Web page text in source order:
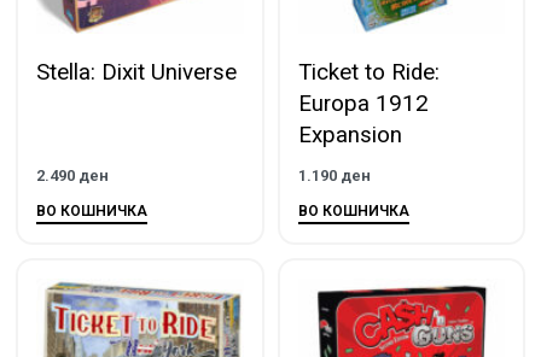
Stella: Dixit Universe
2.490 ден
ВО КОШНИЧКА
Ticket to Ride:
Europa 1912
Expansion
1.190 ден
ВО КОШНИЧКА